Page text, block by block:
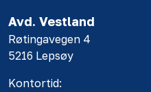
Avd. Vestland
Røtingavegen 4
5216 Lepsøy
Kontortid: